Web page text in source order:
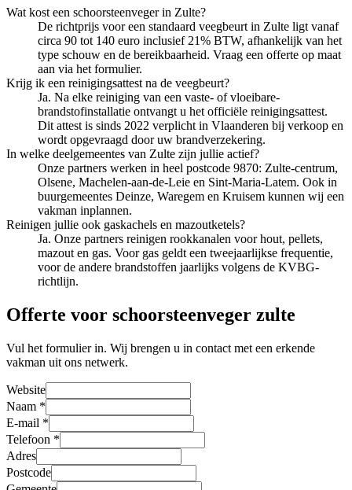
Wat kost een schoorsteenveger in Zulte?
De richtprijs voor een standaard veegbeurt in Zulte ligt vanaf
circa 90 tot 140 euro inclusief 21% BTW, afhankelijk van het
type schouw en de bereikbaarheid. Vraag een offerte op maat
aan via het formulier.
Krijg ik een reinigingsattest na de veegbeurt?
Ja. Na elke reiniging van een vaste- of vloeibare-
brandstofinstallatie ontvangt u het officiële reinigingsattest.
Dit attest is sinds 2022 verplicht in Vlaanderen bij verkoop en
wordt opgevraagd door uw brandverzekering.
In welke deelgemeentes van Zulte zijn jullie actief?
Onze partners werken in heel postcode 9870: Zulte-centrum,
Olsene, Machelen-aan-de-Leie en Sint-Maria-Latem. Ook in
buurgemeentes Deinze, Waregem en Kruisem kunnen wij een
vakman inplannen.
Reinigen jullie ook gaskachels en mazoutketels?
Ja. Onze partners reinigen rookkanalen voor hout, pellets,
mazout en gas. Voor gas geldt een tweejaarlijkse frequentie,
voor de andere brandstoffen jaarlijks volgens de KVBG-
richtlijn.
Offerte voor schoorsteenveger zulte
Vul het formulier in. Wij brengen u in contact met een erkende
vakman uit ons netwerk.
Website
Naam *
E-mail *
Telefoon *
Adres
Postcode